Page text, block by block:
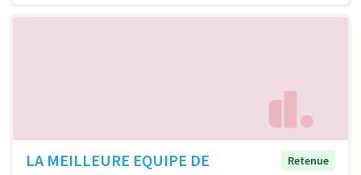
LA MEILLEURE EQUIPE DE
Retenue